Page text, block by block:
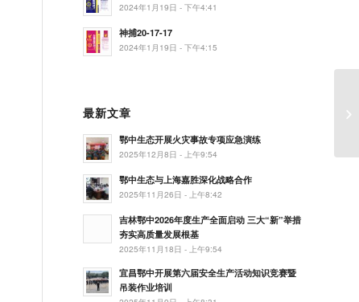
2024年1月19日 - 下午4:41
神捕20-17-17
2024年1月19日 - 下午4:15
最新文章
鄂中生态开展火灾事故专项应急演练
2025年12月8日 - 上午9:54
鄂中生态与上海嘉胜深化战略合作
2025年11月26日 - 上午8:42
吉林鄂中2026年度生产全面启动 三大“新”举措
夯实高质量发展根基
2025年11月18日 - 上午9:54
宜昌鄂中开展第六届安全生产活动知识竞赛暨
吊装作业培训